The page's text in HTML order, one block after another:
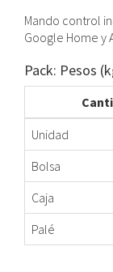
Mando control
Google Home y
Pack: Pesos
Unidad
Bolsa
Caja
Palé